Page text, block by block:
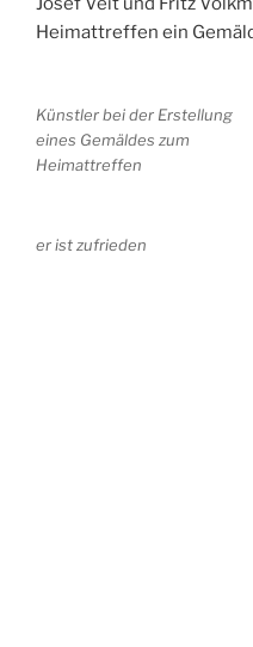
Heimattreffen ein
Künstler bei der Erstellung
eines Gemäldes zum
Heimattreffen
er ist zufrieden